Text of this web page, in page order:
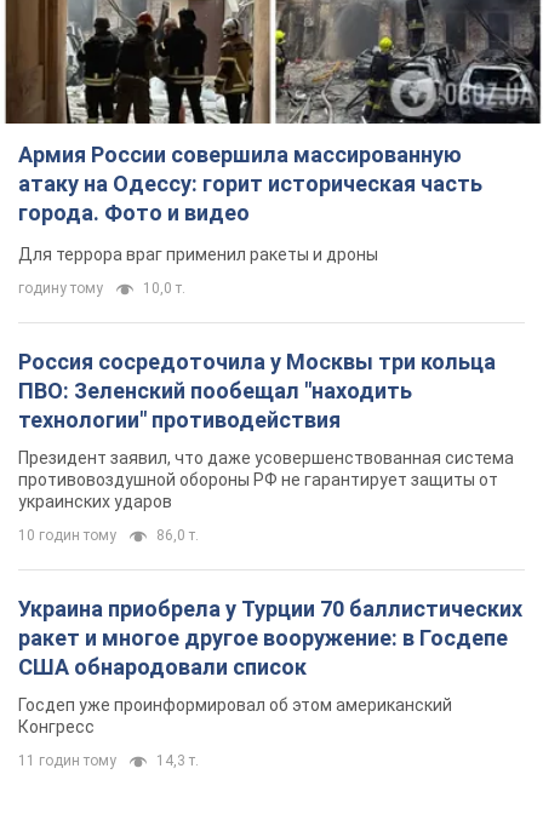
Армия России совершила массированную
атаку на Одессу: горит историческая часть
города. Фото и видео
Для террора враг применил ракеты и дроны
годину тому 10,0 т.
Россия сосредоточила у Москвы три кольца
ПВО: Зеленский пообещал "находить
технологии" противодействия
Президент заявил, что даже усовершенствованная система
противовоздушной обороны РФ не гарантирует защиты от
украинских ударов
10 годин тому 86,0 т.
Украина приобрела у Турции 70 баллистических
ракет и многое другое вооружение: в Госдепе
США обнародовали список
Госдеп уже проинформировал об этом американский
Конгресс
11 годин тому 14,3 т.